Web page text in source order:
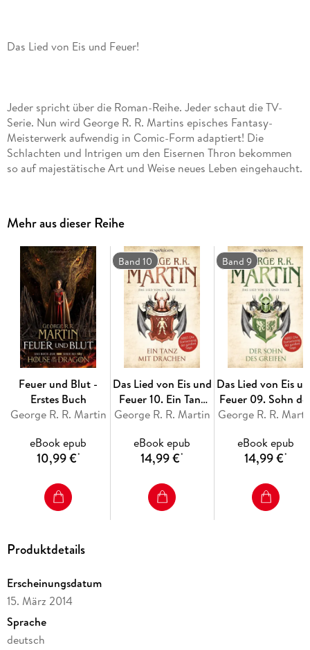
Jeder spricht über die Roman-Reihe. Jeder schaut die TV-
Serie. Nun wird George R. R. Martins episches Fantasy-
Meisterwerk aufwendig in Comic-Form adaptiert! Die
Schlachten und Intrigen um den Eisernen Thron bekommen
so auf majestätische Art und Weise neues Leben eingehaucht.
Mehr aus dieser Reihe
Feuer und Blut -
Erstes Buch
George R. R. Martin
eBook epub
10,99 €*
Band 10
Das Lied von Eis und
Feuer 10. Ein Tanz
mit Drachen
George R. R. Martin
eBook epub
14,99 €*
Band 9
Das Lied von Eis
Feuer 09. Sohn
Greifen
George R. R.
eBook epub
14,99 €*
Produktdetails
Erscheinungsdatum
15. März 2014
Sprache
deutsch